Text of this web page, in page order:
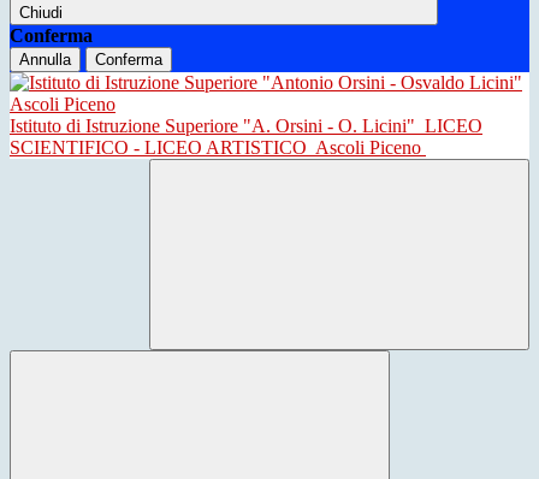
Chiudi
Conferma
Annulla Conferma
Istituto di Istruzione Superiore "A. Orsini - O. Licini" LICEO
SCIENTIFICO - LICEO ARTISTICO Ascoli Piceno